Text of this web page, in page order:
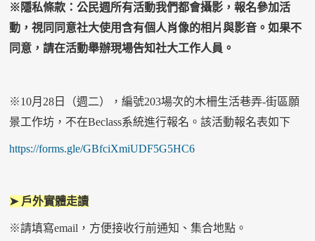
※隱私條款：公民週所有活動我們都會攝影，報名參加活
動，視同同意社大使用含有個人肖像的相片與影音。如果不
同意，請在活動舉辦現場告知社大工作人員。
※10月28 日（週二），編號203場次的木柵生活巷弄-街區願
景工作坊，不在Beclass系統進行報名。該活動報名表如下
https://forms.gle/GBfciXmiUDF5G5HC6
➤ 戶外實體走讀
※請填寫email ，方便接收行前通知、集合地點。